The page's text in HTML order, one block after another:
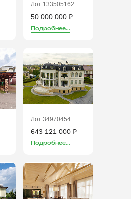
Лот 133505162
50 000 000 ₽
Подробнее...
Лот 34970454
643 121 000 ₽
Подробнее...